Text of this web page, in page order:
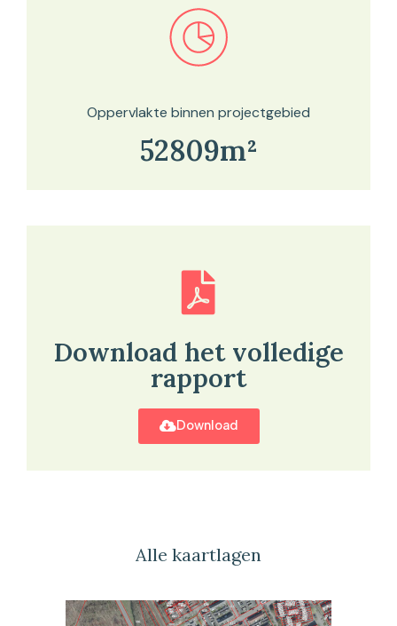
Bekijk in onze kaartviewer
Oppervlakte binnen projectgebied
52809m²
Download het volledige
rapport
Download
Alle kaartlagen